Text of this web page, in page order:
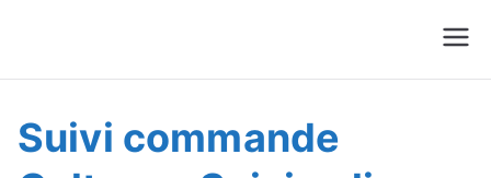
Suivre Colis - Suivre
Commande
Suivi commande